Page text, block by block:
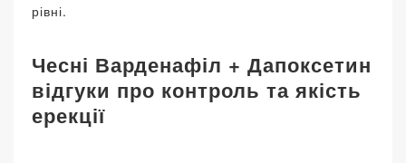
рівні.
Чесні Варденафіл + Дапоксетин
відгуки про контроль та якість
ерекції